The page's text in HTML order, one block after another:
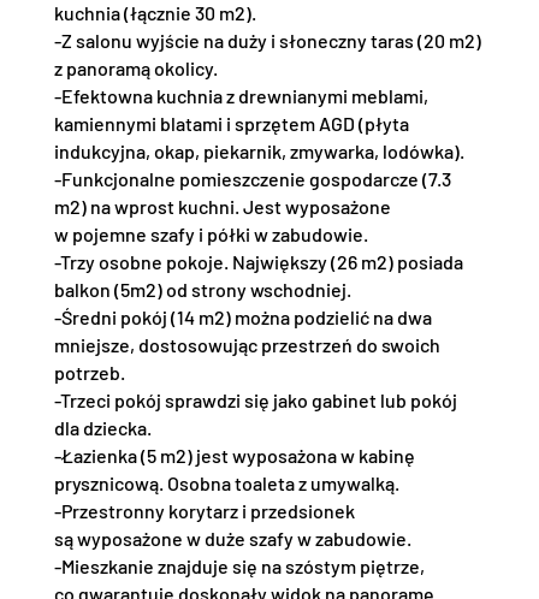
kuchnia (łącznie 30 m2).
-Z salonu wyjście na duży i słoneczny taras (20 m2)
z panoramą okolicy.
-Efektowna kuchnia z drewnianymi meblami,
kamiennymi blatami i sprzętem AGD (płyta
indukcyjna, okap, piekarnik, zmywarka, lodówka).
-Funkcjonalne pomieszczenie gospodarcze (7.3
m2) na wprost kuchni. Jest wyposażone
w pojemne szafy i półki w zabudowie.
-Trzy osobne pokoje. Największy (26 m2) posiada
balkon (5m2) od strony wschodniej.
-Średni pokój (14 m2) można podzielić na dwa
mniejsze, dostosowując przestrzeń do swoich
potrzeb.
-Trzeci pokój sprawdzi się jako gabinet lub pokój
dla dziecka.
-Łazienka (5 m2) jest wyposażona w kabinę
prysznicową. Osobna toaleta z umywalką.
-Przestronny korytarz i przedsionek
są wyposażone w duże szafy w zabudowie.
-Mieszkanie znajduje się na szóstym piętrze,
co gwarantuje doskonały widok na panoramę